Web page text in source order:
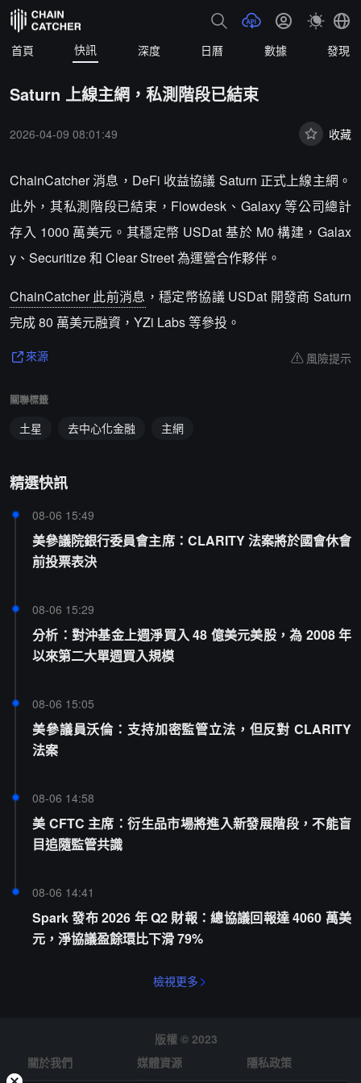
首頁 快訊 深度 日曆 數據 發現
Saturn 上線主網，私測階段已結束
2026-04-09 08:01:49 收藏
ChainCatcher 消息，DeFi 收益協議 Saturn 正式上線主網。
此外，其私測階段已結束，Flowdesk、Galaxy 等公司總計
存入 1000 萬美元。其穩定幣 USDat 基於 M0 構建，Galax
y、Securitize 和 Clear Street 為運營合作夥伴。
ChainCatcher 此前消息 ，穩定幣協議 USDat 開發商 Saturn
完成 80 萬美元融資，YZi Labs 等參投。
來源 風險提示
關聯標籤
土星 去中心化金融 主網
精選快訊
08-06 15:49
美參議院銀行委員會主席：CLARITY 法案將於國會休會
前投票表決
08-06 15:29
分析：對沖基金上週淨買入 48 億美元美股，為 2008 年
以來第二大單週買入規模
08-06 15:05
美參議員沃倫：支持加密監管立法，但反對 CLARITY
法案
08-06 14:58
美 CFTC 主席：衍生品市場將進入新發展階段，不能盲
目追隨監管共識
08-06 14:41
Spark 發布 2026 年 Q2 財報：總協議回報達 4060 萬美
元，淨協議盈餘環比下滑 79%
檢視更多
版權 © 2023
關於我們
媒體資源
隱私政策